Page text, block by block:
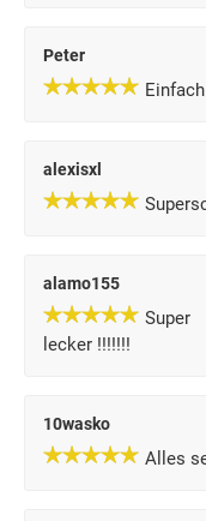
Peter
alexisxl
alamo155
Super
lecker !!!!!!!
10wasko
Alles